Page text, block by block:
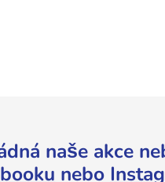
naše akce
nebo